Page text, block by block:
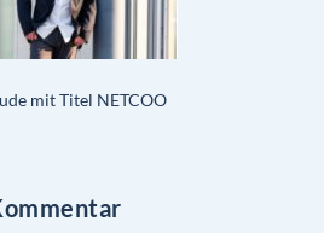
mit Titel NETCOO